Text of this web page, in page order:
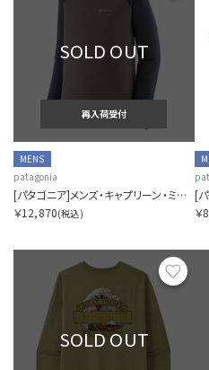
SOLD OUT
再入荷受付
MENS
patagonia
[パタゴニア]メンズ・キャプリーン・ミッドウェイト・クルー
￥12,870(税込)
￥
お気
SOLD OUT